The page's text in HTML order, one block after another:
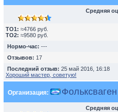
Средняя
TO1: ≈4766 руб.
TO2: ≈9580 руб.
Нормо-час: ---
Отзывов: 17
Последний отзыв: 25 май 2016, 16:18
Хороший мастер, советую!
Организация:
Средняя